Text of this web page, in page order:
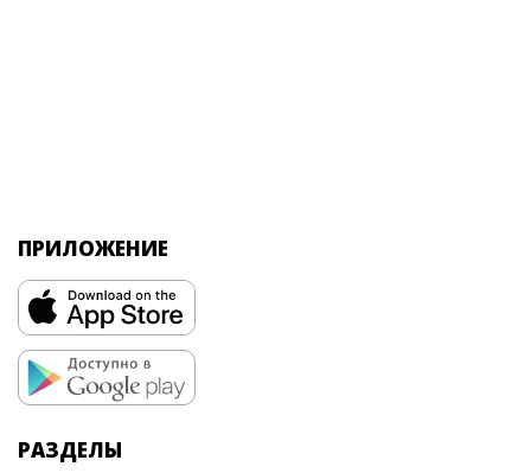
ПРИЛОЖЕНИЕ
РАЗДЕЛЫ